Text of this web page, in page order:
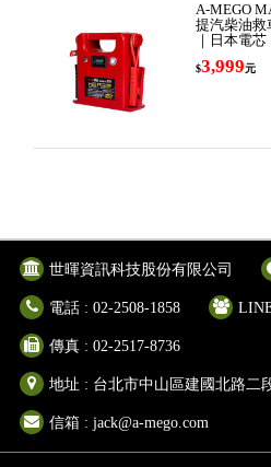
A-MEGO
提汽柴油救
｜日本電
$3,999元
世暉資訊科技股份有限公司
電話 : 02-2508-1858
傳真 : 02-2517-8736
地址 : 台北市中山區建國北路二
信箱 : jack@a-mego.com